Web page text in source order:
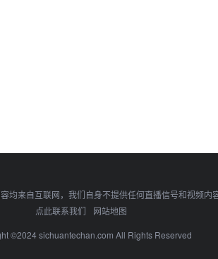
来自互联网，我们自身不提供任何直播信号和视频内
点此联系我们
网站地图
©2024 sichuantechan.com All Rights Reserved